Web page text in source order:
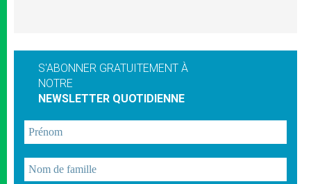
S'ABONNER GRATUITEMENT À
NOTRE
NEWSLETTER QUOTIDIENNE